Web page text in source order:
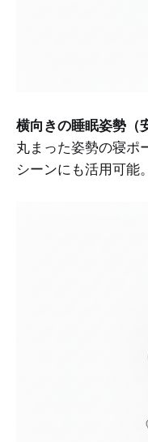
横向きの睡眠姿勢（
丸まった姿勢の寝ポ
シーンにも活用可能。